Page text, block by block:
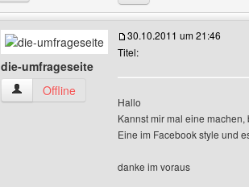
die-umfrageseite
die-umfrageseite Benutzer-Profile anzeigen
Offline
30.10.2011 um 21:46
Titel:
Hallo
Kannst mir mal eine machen,
Eine im Facebook style und
danke im voraus